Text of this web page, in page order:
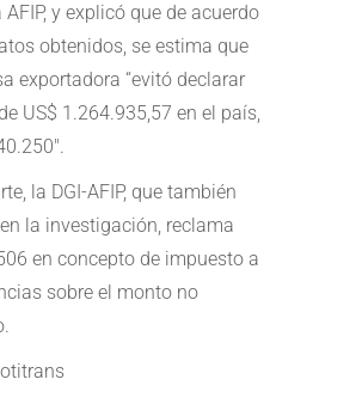
AFIP, y explicó que de acuerdo
obtenidos, se estima que
exportadora “evitó declarar
US$ 1.264.935,57 en el país,
la DGI-AFIP, que también
la investigación, reclama
en concepto de impuesto a
sobre el monto no